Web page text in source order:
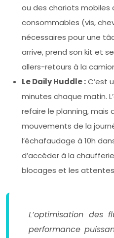
ou des chariots
consommables (vis,
nécessaires pour une
arrive, prend son kit et
allers-retours à la
Le Daily Huddle :C’est
minutes chaque matin.
refaire le planning, mais
mouvements de la
l’échafaudage à 10h
d’accéder à la
blocages et les
L’optimisation des
performance